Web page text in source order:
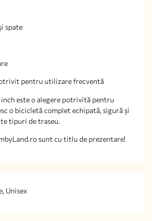
spate
pentru utilizare frecventă
inch este o alegere potrivită pentru
o bicicletă complet echipată, sigură și
tipuri de traseu.
sunt cu titlu de prezentare!
Unisex